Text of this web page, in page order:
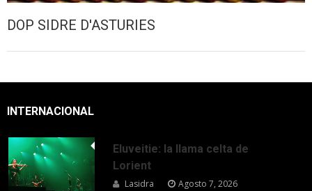
DOP SIDRE D'ASTURIES
INTERNACIONAL
Eluveitie: la llama celta de
Lorient
Lasidra Agosto 7, 2026